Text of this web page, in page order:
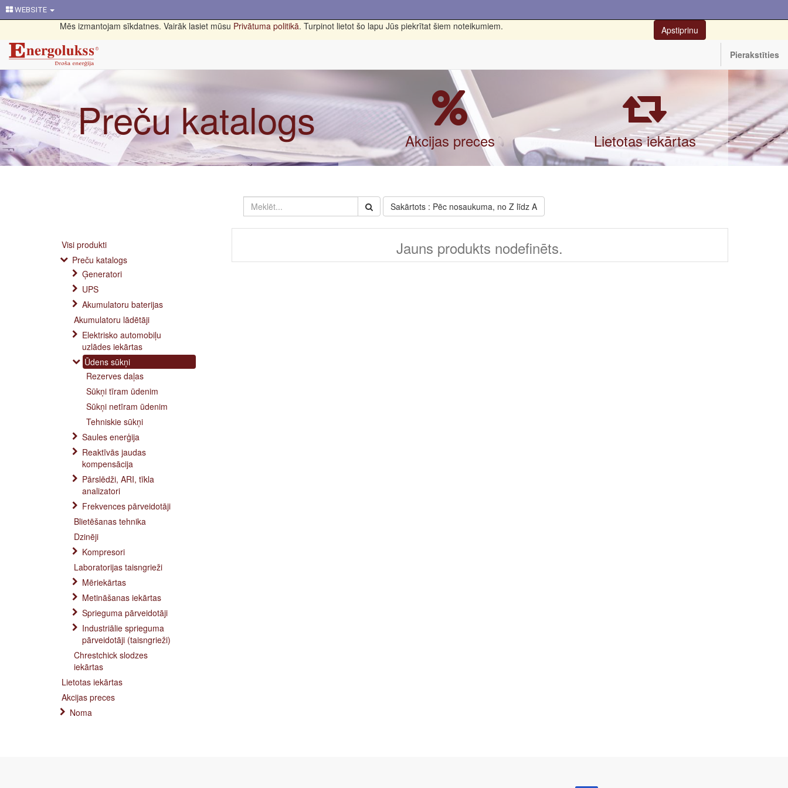
WEBSITE
Mēs izmantojam sīkdatnes. Vairāk lasiet mūsu Privātuma politikā. Turpinot lietot šo lapu Jūs piekrītat šiem noteikumiem. Apstiprinu
Pierakstīties
Preču katalogs Akcijas preces Lietotas iekārtas
Sakārtots : Pēc nosaukuma, no Z līdz A
Visi produkti
Preču katalogs
Ģeneratori
UPS
Akumulatoru baterijas
Akumulatoru lādētāji
Elektrisko automobiļu
uzlādes iekārtas
Ūdens sūkņi
Rezerves daļas
Sūkņi tīram ūdenim
Sūkņi netīram ūdenim
Tehniskie sūkņi
Saules enerģija
Reaktīvās jaudas
kompensācija
Pārslēdži, ARI, tīkla
analizatori
Frekvences pārveidotāji
Blietēšanas tehnika
Dzinēji
Kompresori
Laboratorijas taisngrieži
Mēriekārtas
Metināšanas iekārtas
Sprieguma pārveidotāji
Industriālie sprieguma
pārveidotāji (taisngrieži)
Chrestchick slodzes
iekārtas
Lietotas iekārtas
Akcijas preces
Noma
Jauns produkts nodefinēts.